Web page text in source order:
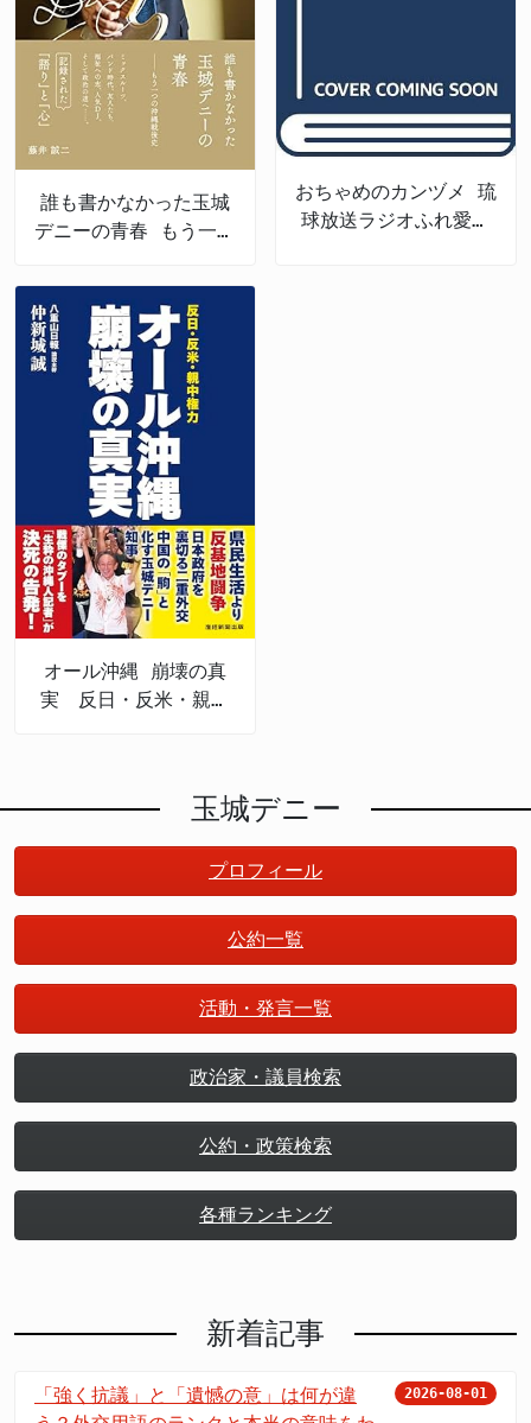
誰も書かなかった玉城
デニーの青春 もう一つ
おちゃめのカンヅメ 琉
球放送ラジオふれ愛パ
オール沖縄 崩壊の真
実 反日・反米・親中
玉城デニー
プロフィール
公約一覧
活動・発言一覧
政治家・議員検索
公約・政策検索
各種ランキング
新着記事
「強く抗議」と「遺憾の意」は何が違
2026-08-01